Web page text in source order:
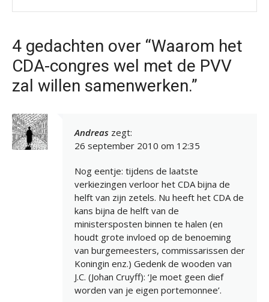
4 gedachten over “Waarom het
CDA-congres wel met de PVV
zal willen samenwerken.”
Andreas zegt:
26 september 2010 om 12:35
Nog eentje: tijdens de laatste
verkiezingen verloor het CDA bijna de
helft van zijn zetels. Nu heeft het CDA de
kans bijna de helft van de
ministersposten binnen te halen (en
houdt grote invloed op de benoeming
van burgemeesters, commissarissen der
Koningin enz.) Gedenk de wooden van
J.C. (Johan Cruyff): ‘Je moet geen dief
worden van je eigen portemonnee’.